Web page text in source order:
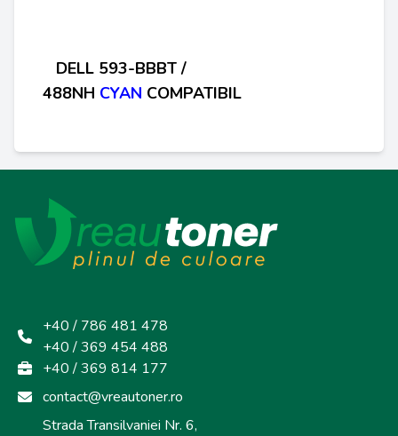
DELL 593-BBBT /
488NH CYAN COMPATIBIL
+40 / 786 481 478
+40 / 369 454 488
+40 / 369 814 177
contact@vreautoner.ro
Strada Transilvaniei Nr. 6,